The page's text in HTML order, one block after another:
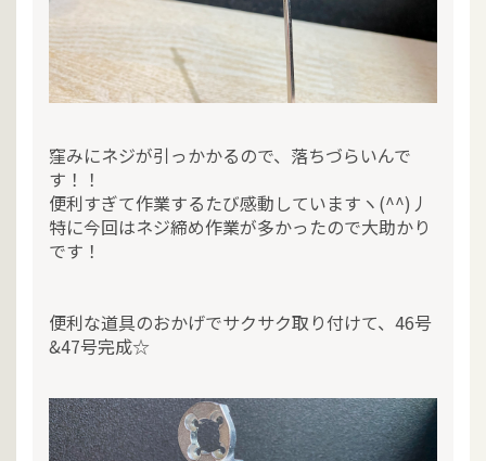
窪みにネジが引っかかるので、落ちづらいんで
す！！
便利すぎて作業するたび感動していますヽ(^^)丿
特に今回はネジ締め作業が多かったので大助かり
です！
便利な道具のおかげでサクサク取り付けて、46号
&47号完成☆